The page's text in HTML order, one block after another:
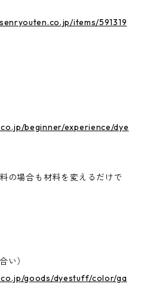
items/591319
beginner/experience/dye
の場合も材料を変えるだけで
い）
goods/dyestuff/color/ga